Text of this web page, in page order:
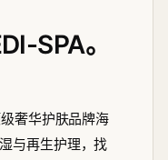
SPA。
奢华护肤品牌海
与再生护理，找